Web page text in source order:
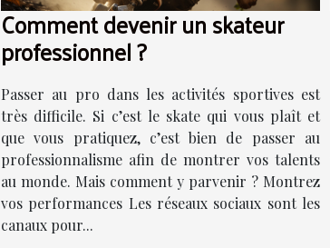
Comment devenir un skateur
professionnel ?
Passer au pro dans les activités sportives est
très difficile. Si c’est le skate qui vous plaît et
que vous pratiquez, c’est bien de passer au
professionnalisme afin de montrer vos talents
au monde. Mais comment y parvenir ? Montrez
vos performances Les réseaux sociaux sont les
canaux pour...